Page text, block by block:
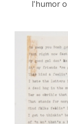
l'humor